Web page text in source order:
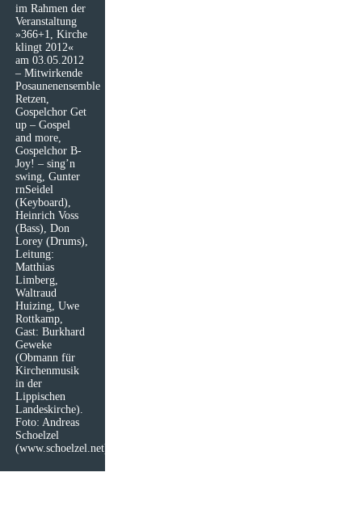
im Rahmen der
Veranstaltung
»366+1, Kirche
klingt 2012«
am 03.05.2012
– Mitwirkende
Posaunenensemble
Retzen,
Gospelchor Get
up – Gospel
and more,
Gospelchor B-
Joy! – sing’n
swing, Gunter
rnSeidel
(Keyboard),
Heinrich Voss
(Bass), Don
Lorey (Drums),
Leitung:
Matthias
Limberg,
Waltraud
Huizing, Uwe
Rottkamp,
Gast: Burkhard
Geweke
(Obmann für
Kirchenmusik
in der
Lippischen
Landeskirche).
Foto: Andreas
Schoelzel
(www.schoelzel.net)